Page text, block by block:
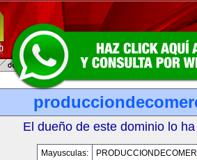
El dueño de este dominio lo
Mayusculas: